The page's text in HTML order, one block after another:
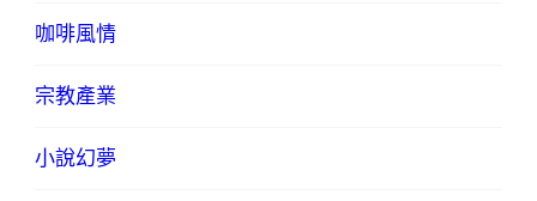
咖啡風情
宗教產業
小說幻夢